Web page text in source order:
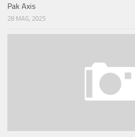
Pak Axis
28 MAG, 2025